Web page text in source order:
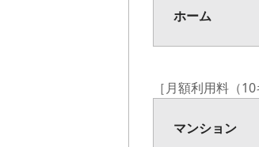
ホーム
［月額利用料（10
マンション
ホーム